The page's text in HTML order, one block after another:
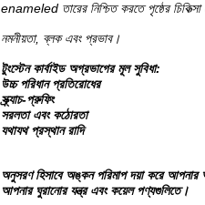
enameled তারের নিশ্চিত করতে পৃষ্ঠের
নমনীয়তা, ব্লক এবং প্রভাব।
টুংস্টেন কার্বাইড অগ্রভাগের মূল সুবিধা:
উচ্চ পরিধান প্রতিরোধের
স্ক্র্যাচ-প্রুফিং
সরলতা এবং কঠোরতা
যথাযথ প্রস্থান রাদি
অনুসরণ হিসাবে অঙ্কন পরিমাপ দয়া করে
আপনার ঘুরানোর যন্ত্র এবং কয়েল পণ্যগুলিতে।